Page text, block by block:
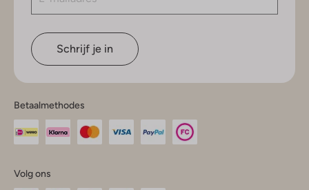
Schrijf je in
Betaalmethodes
Volg ons